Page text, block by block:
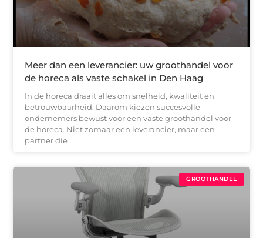
Meer dan een leverancier: uw groothandel voor
de horeca als vaste schakel in Den Haag
In de horeca draait alles om snelheid, kwaliteit en
betrouwbaarheid. Daarom kiezen succesvolle
ondernemers bewust voor een vaste groothandel voor
de horeca. Niet zomaar een leverancier, maar een
partner die
GROOTHANDEL